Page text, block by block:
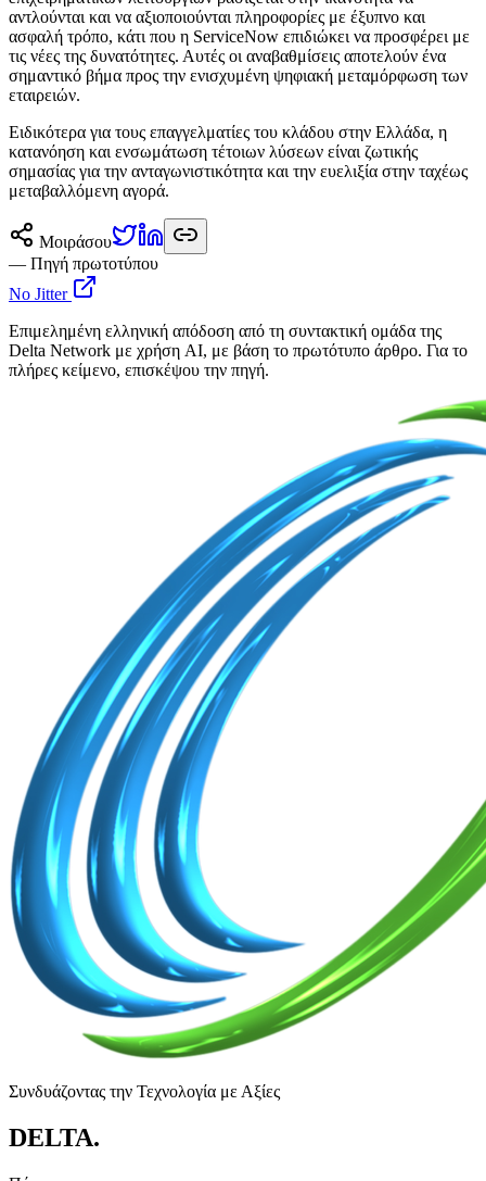
αντλούνται και να αξιοποιούνται πληροφορίες με έξυπνο και
ασφαλή τρόπο, κάτι που η ServiceNow επιδιώκει να προσφέρει με
τις νέες της δυνατότητες. Αυτές οι αναβαθμίσεις αποτελούν ένα
σημαντικό βήμα προς την ενισχυμένη ψηφιακή μεταμόρφωση των
εταιρειών.
Ειδικότερα για τους επαγγελματίες του κλάδου στην Ελλάδα, η
κατανόηση και ενσωμάτωση τέτοιων λύσεων είναι ζωτικής
σημασίας για την ανταγωνιστικότητα και την ευελιξία στην ταχέως
μεταβαλλόμενη αγορά.
Μοιράσου
— Πηγή πρωτοτύπου
No Jitter
Επιμελημένη ελληνική απόδοση από τη συντακτική ομάδα της
Delta Network με χρήση AI, με βάση το πρωτότυπο άρθρο. Για το
πλήρες κείμενο, επισκέψου την πηγή.
Συνδυάζοντας την Τεχνολογία με Αξίες
DELTA.